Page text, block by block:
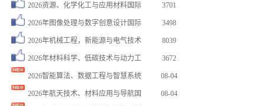
2026资源、化学化工与应用材料国际 3701
2026年图像处理与数字创意设计国际 3498
2026年机械工程，新能源与电气技术 8039
2026年材料科学、低碳技术与动力工 3672
2026智能算法、数据工程与智慧系统 08-04
2026年航天技术、材料应用与导航国 08-04